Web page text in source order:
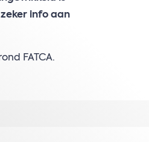
info aan
FATCA.